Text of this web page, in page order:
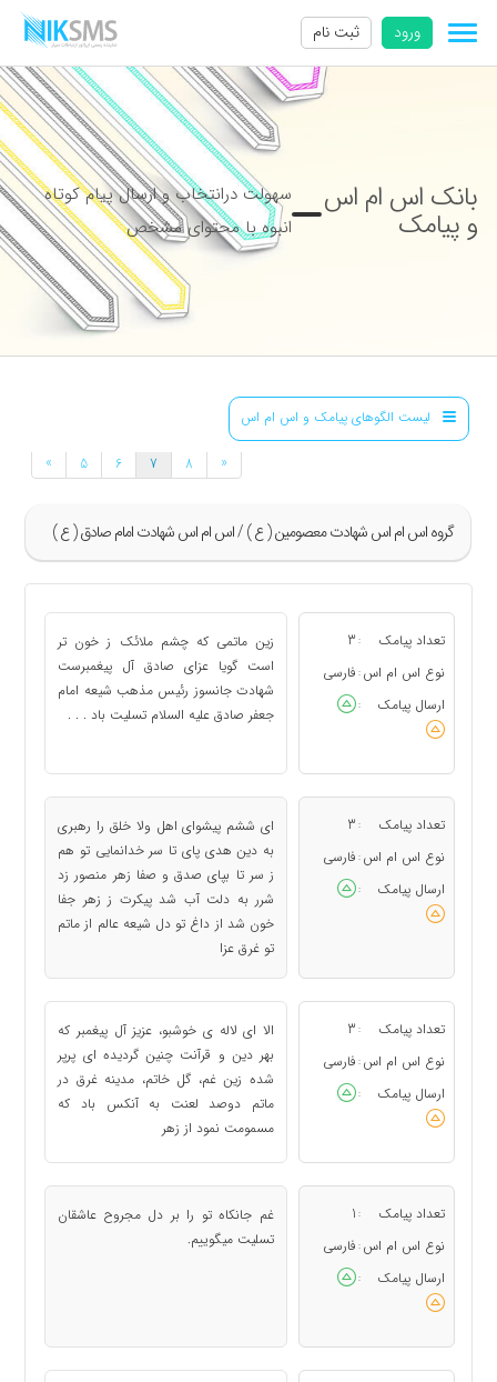
ورود ثبت نام
بانک اس ام اس
و پیامک
سهولت درانتخاب و ارسال پیام کوتاه
انبوه با محتوای مشخص
لیست الگوهای پیامک و اس ام اس
گروه اس ام اس شهادت معصومين ( ع ) / اس ام اس شهادت امام صادق ( ع )
» 5 6 7 8 «
تعداد پیامک :
3
نوع اس ام اس : فارسی
ارسال پیامک
:
زین ماتمى که چشم ملائک ز خون تر
است گویا عزاى صادق آل پیغمبرست
شهادت جانسوز رئیس مذهب شیعه امام
جعفر صادق علیه السلام تسلیت باد . . .
تعداد پیامک :
3
نوع اس ام اس : فارسی
ارسال پیامک
:
ای ششم پیشوای اهل ولا خلق را رهبری
به دین هدی پای تا سر خدانمایی تو هم
ز سر تا بپای صدق و صفا زهر منصور زد
شرر به دلت آب شد پیکرت ز زهر جفا
خون شد از داغ تو دل شیعه عالم از ماتم
تو غرق عزا
تعداد پیامک :
3
نوع اس ام اس : فارسی
ارسال پیامک
:
الا ای لاله ی خوشبو، عزیز آل پیغمبر که
بهر دین و قرآنت چنین گردیده ای پرپر
شده زین غم، گل خاتم، مدینه غرق در
ماتم دوصد لعنت به آنکس باد که
مسمومت نمود از زهر
تعداد پیامک :
1
نوع اس ام اس : فارسی
ارسال پیامک
:
غم جانکاه تو را بر دل مجروح عاشقان
تسلیت می‏گوییم.